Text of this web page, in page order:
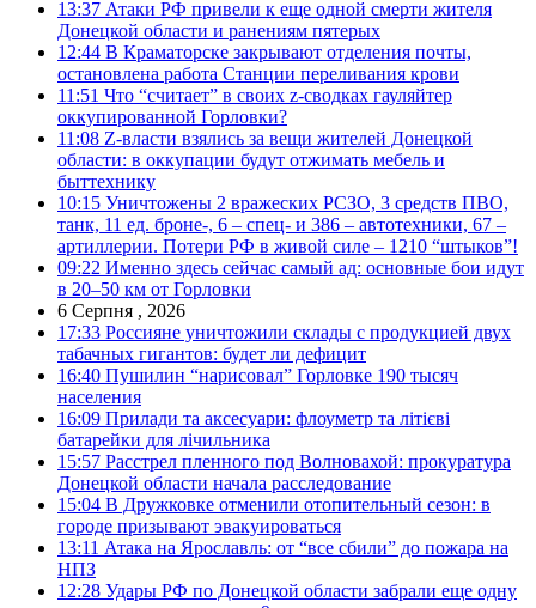
13:37 Атаки РФ привели к еще одной смерти жителя
Донецкой области и ранениям пятерых
12:44 В Краматорске закрывают отделения почты,
остановлена работа Станции переливания крови
11:51 Что “считает” в своих z-сводках гауляйтер
оккупированной Горловки?
11:08 Z-власти взялись за вещи жителей Донецкой
области: в оккупации будут отжимать мебель и
быттехнику
10:15 Уничтожены 2 вражеских РСЗО, 3 средств ПВО,
танк, 11 ед. броне-, 6 – спец- и 386 – автотехники, 67 –
артиллерии. Потери РФ в живой силе – 1210 “штыков”!
09:22 Именно здесь сейчас самый ад: основные бои идут
в 20–50 км от Горловки
6 Серпня , 2026
17:33 Россияне уничтожили склады с продукцией двух
табачных гигантов: будет ли дефицит
16:40 Пушилин “нарисовал” Горловке 190 тысяч
населения
16:09 Прилади та аксесуари: флоуметр та літієві
батарейки для лічильника
15:57 Расстрел пленного под Волновахой: прокуратура
Донецкой области начала расследование
15:04 В Дружковке отменили отопительный сезон: в
городе призывают эвакуироваться
13:11 Атака на Ярославль: от “все сбили” до пожара на
НПЗ
12:28 Удары РФ по Донецкой области забрали еще одну